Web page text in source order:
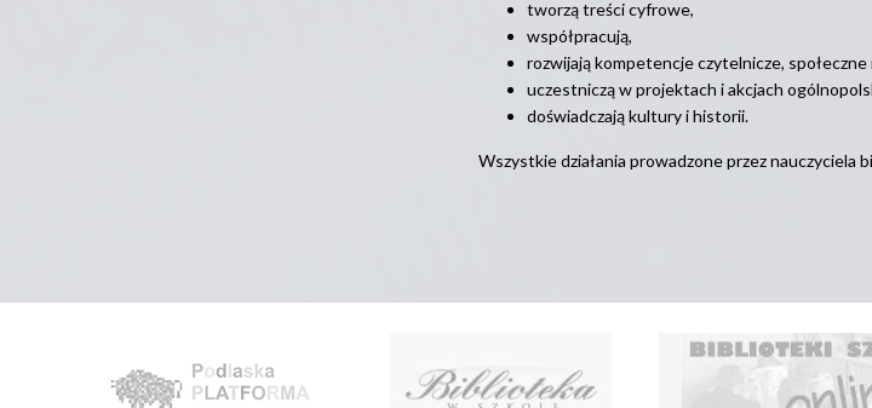
tworzą treści cyfrowe,
współpracują,
rozwijają kompetencje czytelnicze,
uczestniczą w projektach i akcjach
doświadczają kultury i historii.
Wszystkie działania prowadzone przez